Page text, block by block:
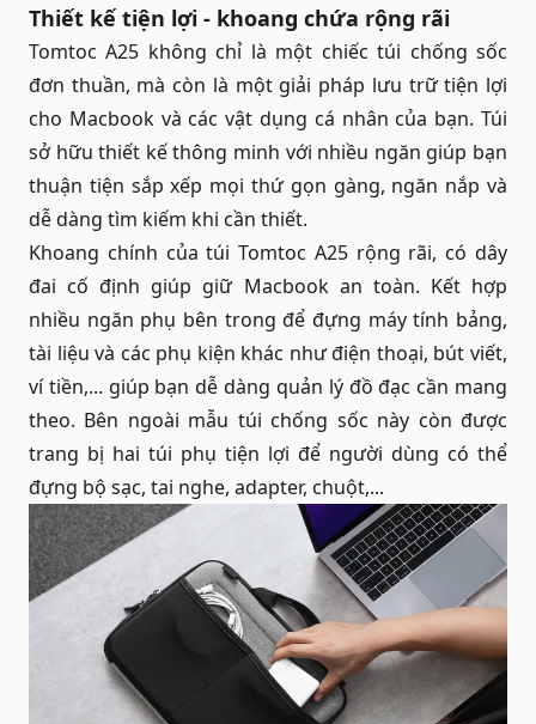
Thiết kế tiện lợi - khoang chứa rộng rãi
Tomtoc A25 không chỉ là một chiếc túi chống sốc
đơn thuần, mà còn là một giải pháp lưu trữ tiện lợi
cho Macbook và các vật dụng cá nhân của bạn. Túi
sở hữu thiết kế thông minh với nhiều ngăn giúp bạn
thuận tiện sắp xếp mọi thứ gọn gàng, ngăn nắp và
dễ dàng tìm kiếm khi cần thiết.
Khoang chính của túi Tomtoc A25 rộng rãi, có dây
đai cố định giúp giữ Macbook an toàn. Kết hợp
nhiều ngăn phụ bên trong để đựng máy tính bảng,
tài liệu và các phụ kiện khác như điện thoại, bút viết,
ví tiền,... giúp bạn dễ dàng quản lý đồ đạc cần mang
theo. Bên ngoài mẫu túi chống sốc này còn được
trang bị hai túi phụ tiện lợi để người dùng có thể
đựng bộ sạc, tai nghe, adapter, chuột,...